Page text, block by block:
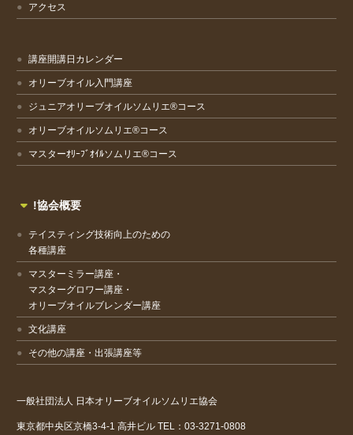
アクセス
講座開講日カレンダー
オリーブオイル入門講座
ジュニアオリーブオイルソムリエ®コース
オリーブオイルソムリエ®コース
マスターｵﾘｰﾌﾞｵｲﾙソムリエ®コース
!協会概要
テイスティング技術向上のための
各種講座
マスターミラー講座・
マスターグロワー講座・
オリーブオイルブレンダー講座
文化講座
その他の講座・出張講座等
一般社団法人 日本オリーブオイルソムリエ協会
東京都中央区京橋3-4-1 高井ビル TEL：03-3271-0808